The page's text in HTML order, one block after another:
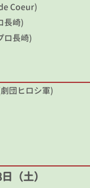
Coeur)
長崎)
ロ長崎)
団ヒロシ軍)
（土）